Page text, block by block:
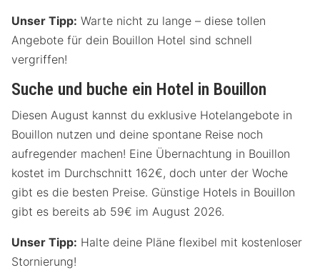
Unser Tipp: Warte nicht zu lange – diese tollen
Angebote für dein Bouillon Hotel sind schnell
vergriffen!
Suche und buche ein Hotel in Bouillon
Diesen August kannst du exklusive Hotelangebote in
Bouillon nutzen und deine spontane Reise noch
aufregender machen! Eine Übernachtung in Bouillon
kostet im Durchschnitt 162€, doch unter der Woche
gibt es die besten Preise. Günstige Hotels in Bouillon
gibt es bereits ab 59€ im August 2026.
Unser Tipp: Halte deine Pläne flexibel mit kostenloser
Stornierung!